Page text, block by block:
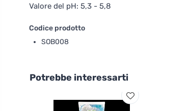
Valore del pH: 5,3 - 5,8
Codice prodotto
SOB008
Potrebbe interessarti